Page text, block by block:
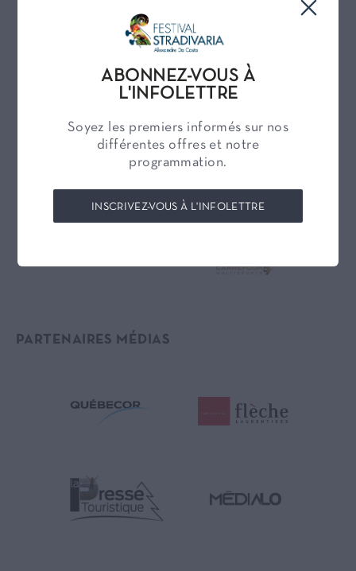
PARTENAIRES MÉDIAS
ABONNEZ-VOUS À
L'INFOLETTRE
Soyez les premiers informés sur nos
différentes offres et notre
programmation.
INSCRIVEZ-VOUS À L'INFOLETTRE